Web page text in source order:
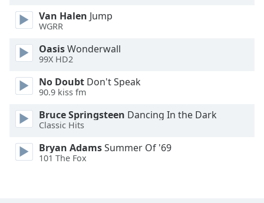
Done
Close
Dialog
dialog
window.
Van Halen Jump
WGRR
OasisWonderwall
99X HD2
No Doubt Don't Speak
90.9 kiss fm
Bruce Springsteen Dancing In the Dark
Classic Hits
Bryan AdamsSummer Of '69
101 The Fox